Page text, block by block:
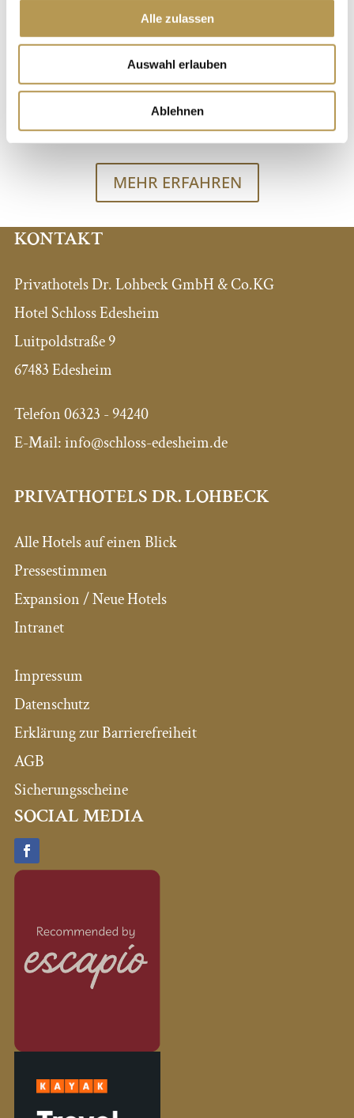
Alle zulassen
Auswahl erlauben
Ablehnen
26. November 2026 und 22. April 2027
Das perfekte ABBA-Dinner – in Zusammenarbeit
mit Magic Concerts UG.
Preis: 99 € p.P. – 4-Gang-Menü
MEHR ERFAHREN
KONTAKT
Privathotels Dr. Lohbeck GmbH & Co.KG
Hotel Schloss Edesheim
Luitpoldstraße 9
67483 Edesheim
Telefon06323 - 94240
E-Mail:info@schloss-edesheim.de
PRIVATHOTELS DR. LOHBECK
Alle Hotels auf einen Blick
Pressestimmen
Expansion / Neue Hotels
Intranet
Impressum
Datenschutz
Erklärung zur Barrierefreiheit
AGB
Sicherungsscheine
SOCIAL MEDIA